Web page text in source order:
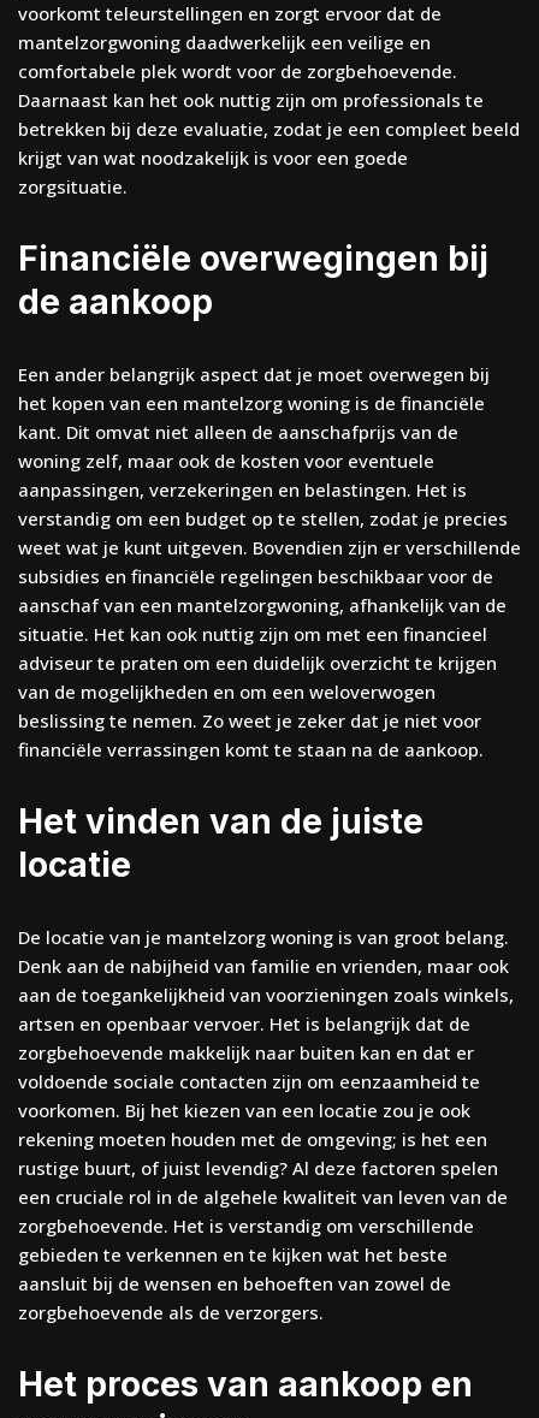
voorkomt teleurstellingen en zorgt ervoor dat de
mantelzorgwoning daadwerkelijk een veilige en
comfortabele plek wordt voor de zorgbehoevende.
Daarnaast kan het ook nuttig zijn om professionals te
betrekken bij deze evaluatie, zodat je een compleet beeld
krijgt van wat noodzakelijk is voor een goede
zorgsituatie.
Financiële overwegingen bij
de aankoop
Een ander belangrijk aspect dat je moet overwegen bij
het kopen van een mantelzorg woning is de financiële
kant. Dit omvat niet alleen de aanschafprijs van de
woning zelf, maar ook de kosten voor eventuele
aanpassingen, verzekeringen en belastingen. Het is
verstandig om een budget op te stellen, zodat je precies
weet wat je kunt uitgeven. Bovendien zijn er verschillende
subsidies en financiële regelingen beschikbaar voor de
aanschaf van een mantelzorgwoning, afhankelijk van de
situatie. Het kan ook nuttig zijn om met een financieel
adviseur te praten om een duidelijk overzicht te krijgen
van de mogelijkheden en om een weloverwogen
beslissing te nemen. Zo weet je zeker dat je niet voor
financiële verrassingen komt te staan na de aankoop.
Het vinden van de juiste
locatie
De locatie van je mantelzorg woning is van groot belang.
Denk aan de nabijheid van familie en vrienden, maar ook
aan de toegankelijkheid van voorzieningen zoals winkels,
artsen en openbaar vervoer. Het is belangrijk dat de
zorgbehoevende makkelijk naar buiten kan en dat er
voldoende sociale contacten zijn om eenzaamheid te
voorkomen. Bij het kiezen van een locatie zou je ook
rekening moeten houden met de omgeving; is het een
rustige buurt, of juist levendig? Al deze factoren spelen
een cruciale rol in de algehele kwaliteit van leven van de
zorgbehoevende. Het is verstandig om verschillende
gebieden te verkennen en te kijken wat het beste
aansluit bij de wensen en behoeften van zowel de
zorgbehoevende als de verzorgers.
Het proces van aankoop en